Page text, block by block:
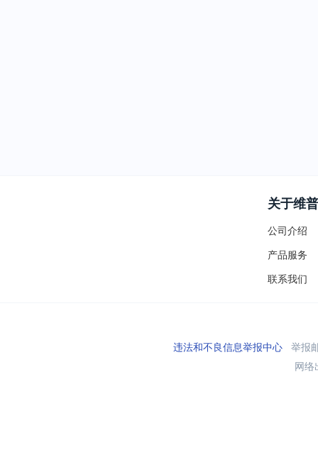
关于维普
公司介绍
产品服务
联系我们
违法和不良信息举报中心举报
网